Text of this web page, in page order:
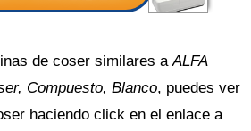
de coser similares a ALFA
Compuesto, Blanco, puedes ver
haciendo click en el enlace a